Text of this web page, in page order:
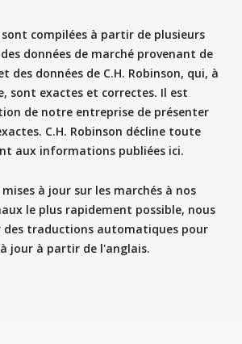
compilées à partir de plusieurs
données de marché provenant de
des données de C.H. Robinson, qui, à
sont exactes et correctes. Il est
de notre entreprise de présenter
C.H. Robinson décline toute
aux informations publiées ici.
à jour sur les marchés à nos
le plus rapidement possible, nous
des traductions automatiques pour
jour à partir de l'anglais.